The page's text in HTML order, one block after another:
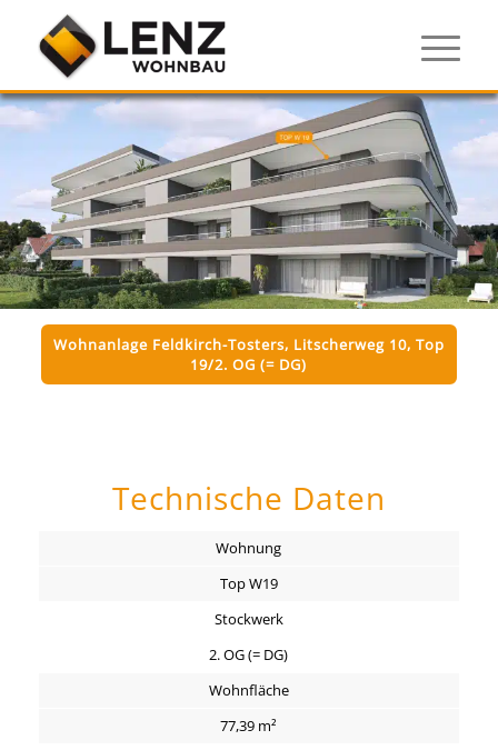
Wohnanlage Feldkirch-Tosters, Litscherweg 10, Top
19/2. OG (= DG)
Technische Daten
Wohnung
Top W19
Stockwerk
2. OG (= DG)
Wohnfläche
77,39 m²